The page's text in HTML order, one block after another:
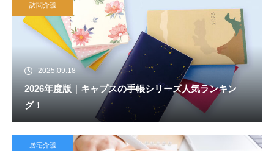
訪問介護
2025.09.18
2026年度版｜キャプスの手帳シリーズ人気ランキン
グ！
居宅介護